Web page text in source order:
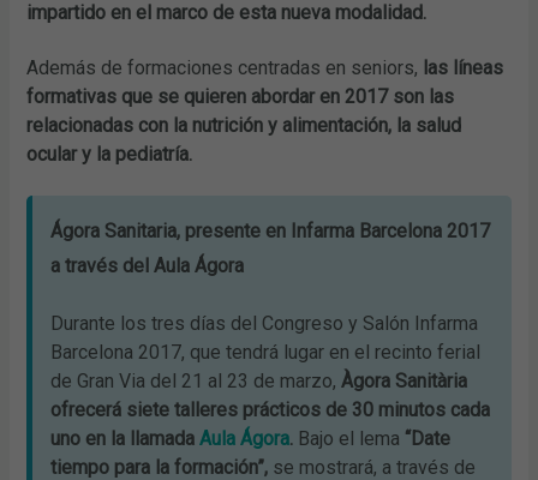
impartido en el marco de esta nueva modalidad.
Además de formaciones centradas en seniors, las líneas
formativas que se quieren abordar en 2017 son las
relacionadas con la nutrición y alimentación, la salud
ocular y la pediatría.
Ágora Sanitaria, presente en Infarma Barcelona 2017
a través del Aula Ágora
Durante los tres días del Congreso y Salón Infarma
Barcelona 2017, que tendrá lugar en el recinto ferial
de Gran Via del 21 al 23 de marzo,Àgora Sanitària
ofrecerá siete talleres prácticos de 30 minutos cada
uno en la llamadaAula Ágora. Bajo el lema “Date
tiempo para la formación”, se mostrará, a través de